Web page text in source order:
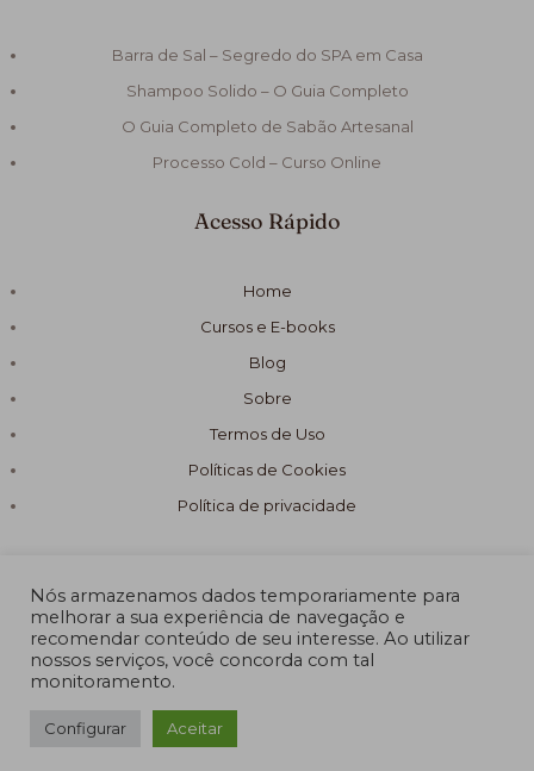
Barra de Sal – Segredo do SPA em Casa
Shampoo Solido – O Guia Completo
O Guia Completo de Sabão Artesanal
Processo Cold – Curso Online
Acesso Rápido
Home
Cursos e E-books
Blog
Sobre
Termos de Uso
Políticas de Cookies
Política de privacidade
© 2026 Fórmula Sabão Artesanal
Nós armazenamos dados temporariamente para
melhorar a sua experiência de navegação e
recomendar conteúdo de seu interesse. Ao utilizar
nossos serviços, você concorda com tal
monitoramento.
Configurar Aceitar